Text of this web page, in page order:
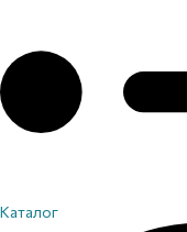
Каталог